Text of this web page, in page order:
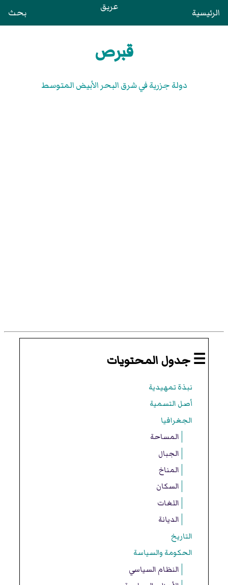
الرئيسية عريق بحث
قبرص
دولة جزرية في شرق البحر الأبيض المتوسط
☰ جدول المحتويات
نبذة تمهيدية
أصل التسمية
الجغرافيا
المساحة
الجبال
المناخ
السكان
اللغات
الديانة
التاريخ
الحكومة والسياسة
النظام السياسي